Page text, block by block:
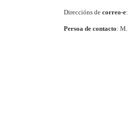
Direccións de correo-e
Persoa de contacto: